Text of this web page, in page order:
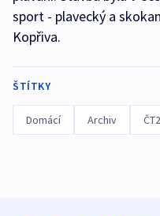
sport - plavecký a
Kopřiva.
ŠTÍTKY
Domácí Archiv